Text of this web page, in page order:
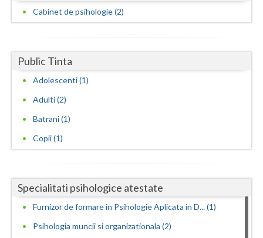
Salaj
Sibiu
Suceava
Valcea
Vaslui
Vrancea
Cabinet de psihologie (2)
Public Tinta
Adolescenti (1)
Adulti (2)
Batrani (1)
Copii (1)
Specialitati psihologice atestate
Furnizor de formare in Psihologie Aplicata in D... (1)
Psihologia muncii si organizationala (2)